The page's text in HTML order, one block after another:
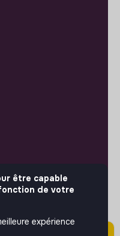
être capable
de votre
expérience